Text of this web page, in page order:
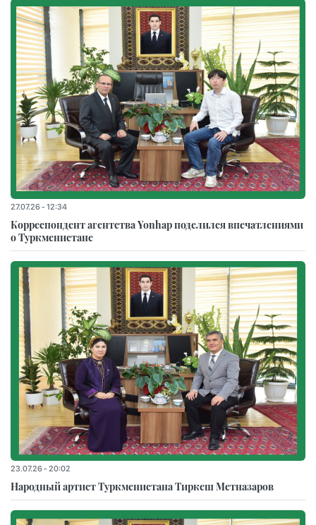
27.07.26 - 12:34
Корреспондент агентства Yonhap поделился впечатлениями
о Туркменистане
23.07.26 - 20:02
Народный артист Туркменистана Тиркеш Мeтназаров